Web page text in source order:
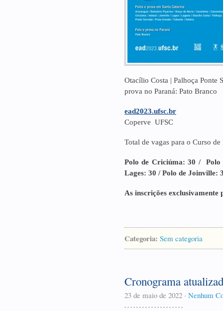
Otacílio Costa | Palhoça Ponte
prova no Paraná: Pato Branco
ead2023.ufsc.br
Coperve UFSC
Total de vagas para o Curso
Polo de Criciúma: 30 / Polo
Lages: 30 / Polo de Joinville:
As inscrições exclusivamente
Categoria: Sem categoria
Cronograma
23 de maio de 2022 · Nenhum